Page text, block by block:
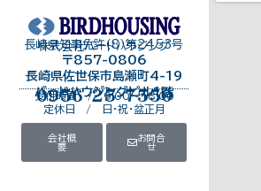
長崎県知事免許（8）第2453号
株式会社バードハウジング
〒857-0806
長崎県佐世保市島瀬町4-19
バードハウジングビル１階
0956-25-7550
受付時間 / 9:00～18:00
定休日 / 日・祝・盆正月
会社概
要
お問合
せ